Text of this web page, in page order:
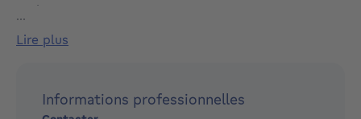
projet !
tous vos projets immobiliers, vous offrant une
...
lire plus
Informations professionnelles